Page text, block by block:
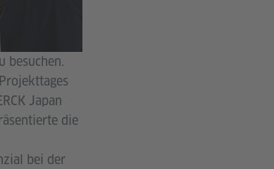
besuchen.
Japan
die
bei der